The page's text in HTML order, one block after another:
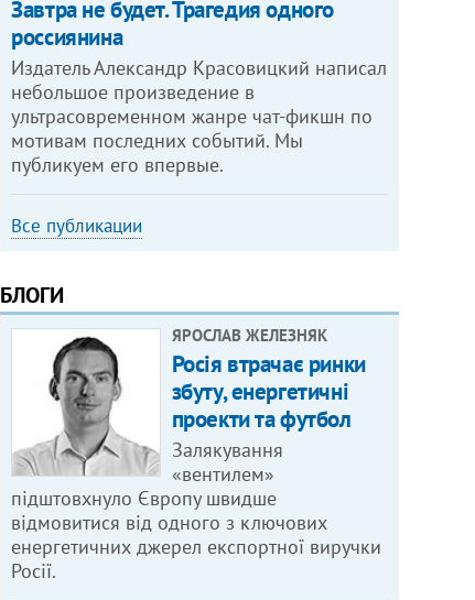
Завтра не будет. Трагедия одного
россиянина
Издатель Александр Красовицкий написал
небольшое произведение в
ультрасовременном жанре чат-фикшн по
мотивам последних событий. Мы
публикуем его впервые.
Все публикации
БЛОГИ
ЯРОСЛАВ ЖЕЛЕЗНЯК
Росія втрачає ринки
збуту, енергетичні
проекти та футбол
Залякування
«вентилем»
підштовхнуло Європу швидше
відмовитися від одного з ключових
енергетичних джерел експортної виручки
Росії.